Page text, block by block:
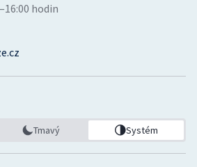
hodin
Tmavý Systém